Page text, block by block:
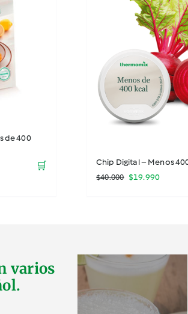
de 400
🛒 Chip Digital – Menos
$40.000 El
$19.990El
varios